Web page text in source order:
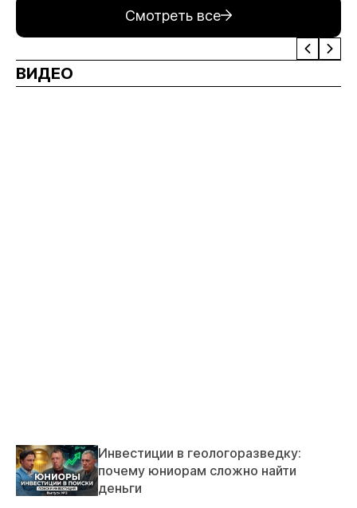
Смотреть все
ВИДЕО
Инвестиции в геологоразведку:
почему юниорам сложно найти
деньги